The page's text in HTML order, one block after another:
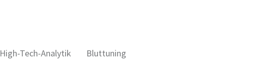
High-Tech-Analytik Bluttuning